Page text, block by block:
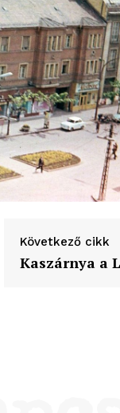
Következő cikk
Kaszárnya a